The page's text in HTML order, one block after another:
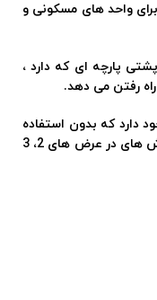
برای واحد های مسکونی و
پارچه ای که دارد ،
رفتن می دهد.
دارد که بدون استفاده
از چسب نصب شود ، از طرفی این کفپوش های در عرض های 2، 3